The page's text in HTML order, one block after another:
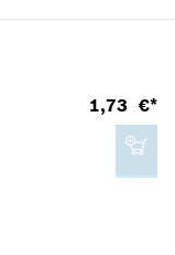
do
compras
1,73 €*